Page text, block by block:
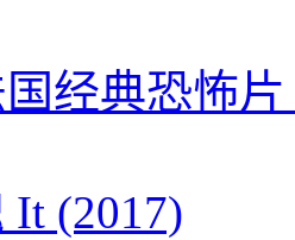
国经典恐怖
It (2017)